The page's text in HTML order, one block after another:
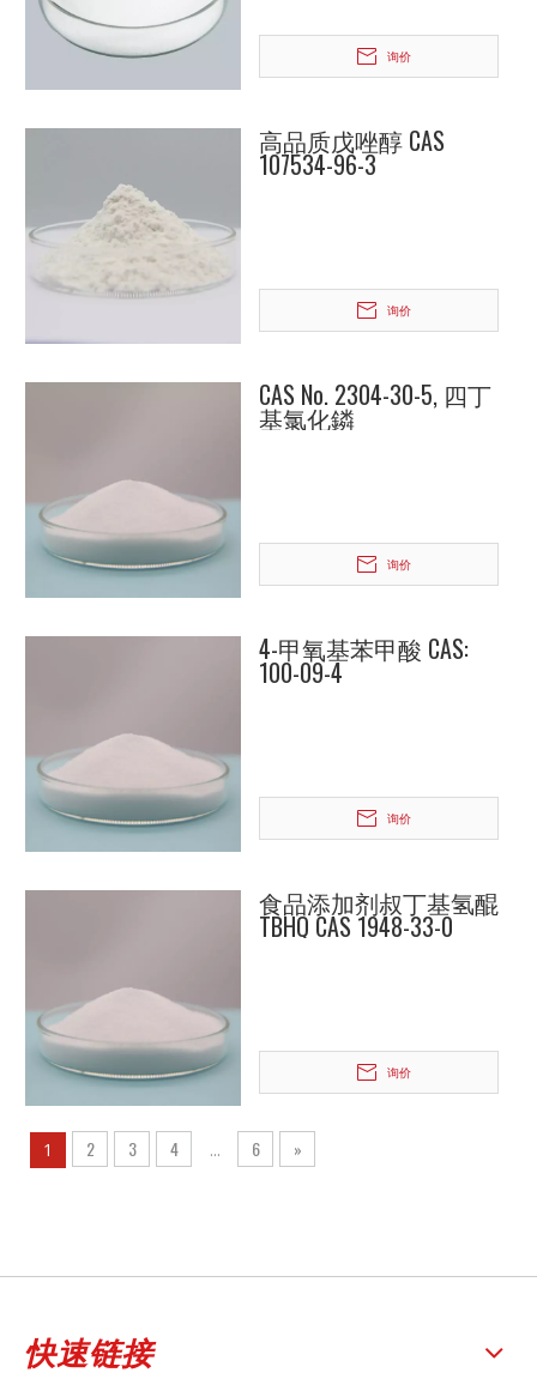
询价
高品质戊唑醇 CAS
107534-96-3
询价
CAS No. 2304-30-5, 四丁
基氯化鏻
询价
4-甲氧基苯甲酸 CAS:
100-09-4
询价
食品添加剂叔丁基氢醌
TBHQ CAS 1948-33-0
询价
1 2 3 4 ... 6 »
快速链接